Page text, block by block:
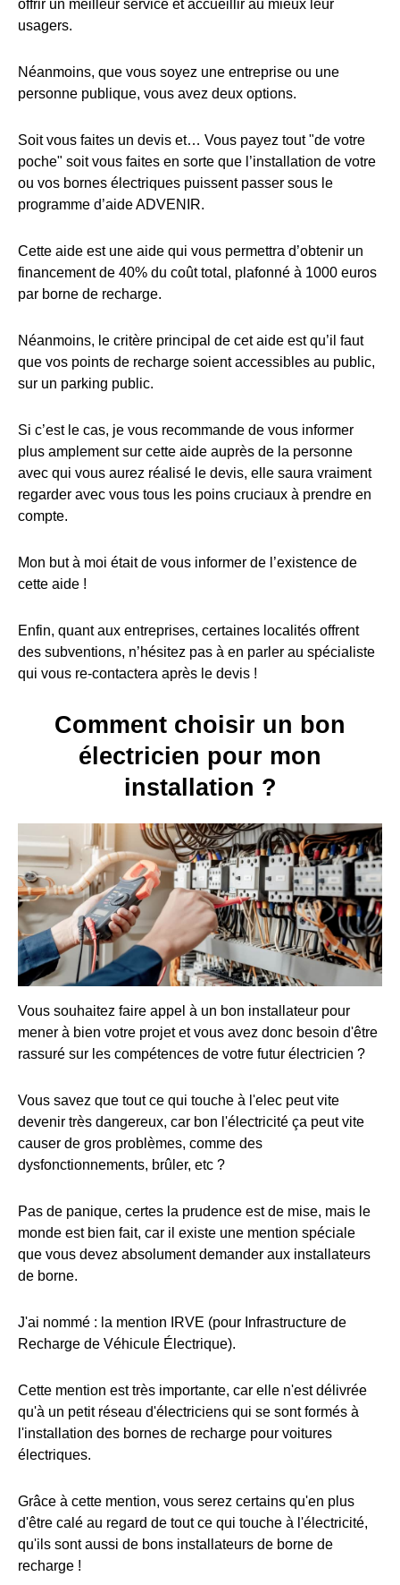
offrir un meilleur service et accueillir au mieux leur
usagers.
Néanmoins, que vous soyez une entreprise ou une
personne publique, vous avez deux options.
Soit vous faites un devis et… Vous payez tout "de votre
poche" soit vous faites en sorte que l’installation de votre
ou vos bornes électriques puissent passer sous le
programme d’aide ADVENIR.
Cette aide est une aide qui vous permettra d’obtenir un
financement de 40% du coût total, plafonné à 1000 euros
par borne de recharge.
Néanmoins, le critère principal de cet aide est qu’il faut
que vos points de recharge soient accessibles au public,
sur un parking public.
Si c’est le cas, je vous recommande de vous informer
plus amplement sur cette aide auprès de la personne
avec qui vous aurez réalisé le devis, elle saura vraiment
regarder avec vous tous les poins cruciaux à prendre en
compte.
Mon but à moi était de vous informer de l’existence de
cette aide !
Enfin, quant aux entreprises, certaines localités offrent
des subventions, n’hésitez pas à en parler au spécialiste
qui vous re-contactera après le devis !
Comment choisir un bon
électricien pour mon
installation ?
Vous souhaitez faire appel à un bon installateur pour
mener à bien votre projet et vous avez donc besoin d'être
rassuré sur les compétences de votre futur électricien ?
Vous savez que tout ce qui touche à l'elec peut vite
devenir très dangereux, car bon l'électricité ça peut vite
causer de gros problèmes, comme des
dysfonctionnements, brûler, etc ?
Pas de panique, certes la prudence est de mise, mais le
monde est bien fait, car il existe une mention spéciale
que vous devez absolument demander aux installateurs
de borne.
J'ai nommé : la mention IRVE (pour Infrastructure de
Recharge de Véhicule Électrique).
Cette mention est très importante, car elle n'est délivrée
qu'à un petit réseau d'électriciens qui se sont formés à
l'installation des bornes de recharge pour voitures
électriques.
Grâce à cette mention, vous serez certains qu'en plus
d'être calé au regard de tout ce qui touche à l'électricité,
qu'ils sont aussi de bons installateurs de borne de
recharge !